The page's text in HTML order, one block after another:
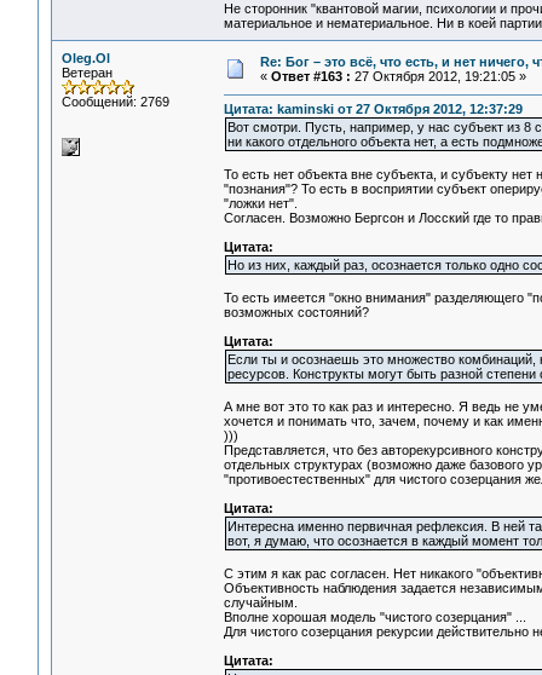
Не сторонник "квантовой магии, психологии и
материальное и нематериальное. Ни в коей
Oleg.Ol
Ветеран
Сообщений: 2769
Re: Бог – это всё, что есть, и нет
« Ответ #163 : 27 Октября 2012, 19:21:05 »
Цитата: kaminski от 27 Октября 2012, 12:37:29
Вот смотри. Пусть, например, у нас субъект из
ни какого отдельного объекта нет, а есть
То есть нет объекта вне субъекта, и субъекту
"познания"? То есть в восприятии субъект
"ложки нет".
Согласен. Возможно Бергсон и Лосский где то
Цитата:
Но из них, каждый раз, осознается только одно
То есть имеется "окно внимания" разделяющего
возможных состояний?
Цитата:
Если ты и осознаешь это множество комбинаций,
ресурсов. Конструкты могут быть разной
А мне вот это то как раз и интересно. Я ведь не
хочется и понимать что, зачем, почему и как
)))
Представляется, что без авторекурсивного
отдельных структурах (возможно даже базового
"противоестественных" для чистого созерцания
Цитата:
Интересна именно первичная рефлексия. В ней
вот, я думаю, что осознается в каждый момент
С этим я как рас согласен. Нет никакого
Объективность наблюдения задается
случайным.
Вполне хорошая модель "чистого созерцания" ...
Для чистого созерцания рекурсии действительно
Цитата: